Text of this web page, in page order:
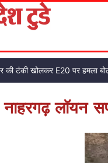
की टंकी खोलकर E20 पर हमला
लॉयन